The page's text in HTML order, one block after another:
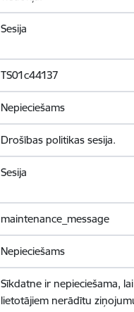
Sesija
TS01c44137
Nepieciešams
Drošības politikas sesija.
Sesija
maintenance_message
Nepieciešams
Sīkdatne ir nepieciešama,
lietotājiem nerādītu